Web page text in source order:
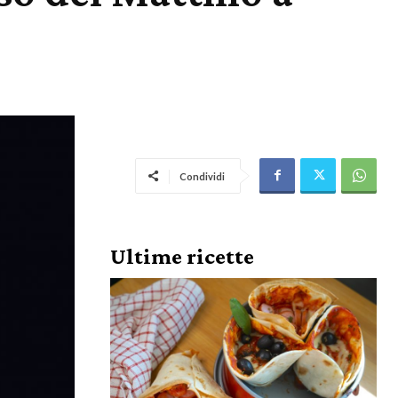
Condividi
Ultime ricette